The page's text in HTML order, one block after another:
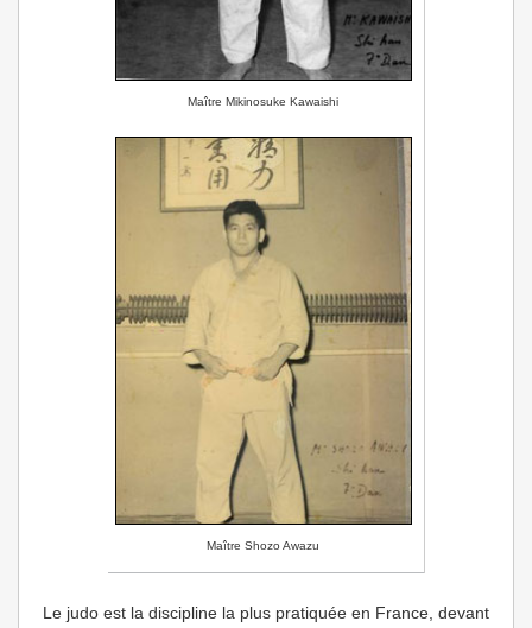
Maître Mikinosuke Kawaishi
Maître Shozo Awazu
Le judo est la discipline la plus pratiquée en France, devant